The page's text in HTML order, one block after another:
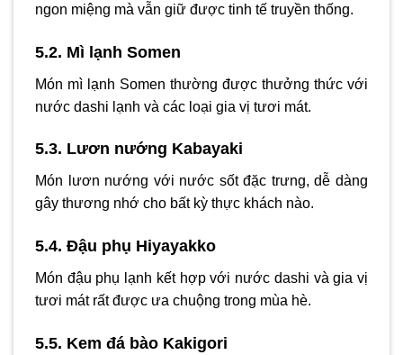
ngon miệng mà vẫn giữ được tinh tế truyền thống.
5.2. Mì lạnh Somen
Món mì lạnh Somen thường được thưởng thức với
nước dashi lạnh và các loại gia vị tươi mát.
5.3. Lươn nướng Kabayaki
Món lươn nướng với nước sốt đặc trưng, dễ dàng
gây thương nhớ cho bất kỳ thực khách nào.
5.4. Đậu phụ Hiyayakko
Món đậu phụ lạnh kết hợp với nước dashi và gia vị
tươi mát rất được ưa chuộng trong mùa hè.
5.5. Kem đá bào Kakigori